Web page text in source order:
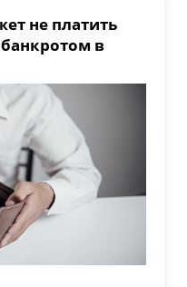
не платить
в